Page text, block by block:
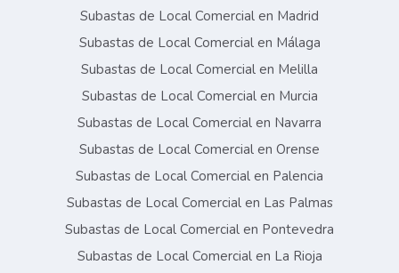
Subastas de Local Comercial en Madrid
Subastas de Local Comercial en Málaga
Subastas de Local Comercial en Melilla
Subastas de Local Comercial en Murcia
Subastas de Local Comercial en Navarra
Subastas de Local Comercial en Orense
Subastas de Local Comercial en Palencia
Subastas de Local Comercial en Las Palmas
Subastas de Local Comercial en Pontevedra
Subastas de Local Comercial en La Rioja